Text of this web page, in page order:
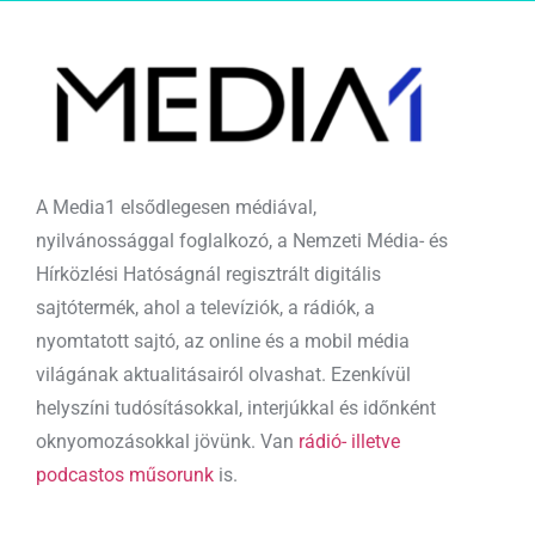
A Media1 elsődlegesen médiával,
nyilvánossággal foglalkozó, a Nemzeti Média- és
Hírközlési Hatóságnál regisztrált digitális
sajtótermék, ahol a televíziók, a rádiók, a
nyomtatott sajtó, az online és a mobil média
világának aktualitásairól olvashat. Ezenkívül
helyszíni tudósításokkal, interjúkkal és időnként
oknyomozásokkal jövünk. Van rádió- illetve
podcastos műsorunk is.